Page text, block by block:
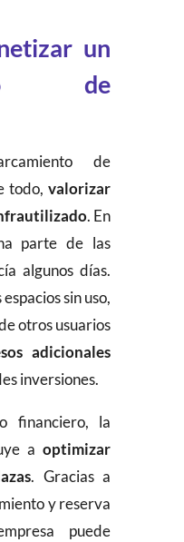
un
de
de
todo,valorizar
. En
parte de las
algunos días.
sin uso,
otros usuarios
adicionales
inversiones.
financiero, la
aoptimizar
. Gracias a
y reserva
puede